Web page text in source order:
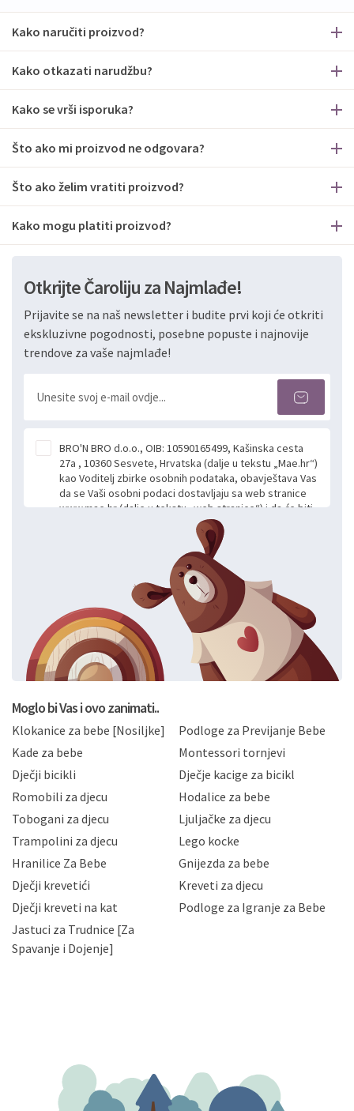
Kako naručiti proizvod?
Kako otkazati narudžbu?
Kako se vrši isporuka?
Što ako mi proizvod ne odgovara?
Što ako želim vratiti proizvod?
Kako mogu platiti proizvod?
Otkrijte Čaroliju za Najmlađe!
Prijavite se na naš newsletter i budite prvi koji će otkriti
ekskluzivne pogodnosti, posebne popuste i najnovije
trendove za vaše najmlađe!
BRO'N BRO d.o.o., OIB: 10590165499, Kašinska cesta
27a , 10360 Sesvete, Hrvatska (dalje u tekstu „Mae.hr“)
kao Voditelj zbirke osobnih podataka, obavještava Vas
da se Vaši osobni podaci dostavljaju sa web stranice
www.mae.hr (dalje u tekstu „web stranice“) i da će biti
obrađeni. Prihvaćanjem ove Izjave smatra se da
slobodno i izričito dajete privolu za prikupljanje i daljnju
obradu Vaših osobnih podataka koje ustupate Mae.hr
putem ovih web stranica u svrhu odgovora i daljnje
komunikacije na Vaš upit poslan kroz kontakt obrazac.
Radi se o dobrovoljnom davanju podataka te ovu
Izjavu niste dužni prihvatiti odnosno niste dužni unositi
svoje osobne podatke u jednu od prijavnih
formi/obrazaca dostupnih na ovim web stranicama.
BRO'N BRO d.o.o. će s Vašim osobnim podacima
postupati sukladno Općoj uredbi o zaštiti podataka
privatnosti i kolačića koju možete pročitati ovdje i
Hrvatske, a uvijek uz primjenu odgovarajućih tehničkih i
sigurnosnih mjera zaštite osobnih podataka od
neovlaštenog pristupa, zlouporabe, otkrivanja,
gubitka ili uništenja. Mae.hr štiti privatnost svojih
korisnika i posjetitelja web stranica, čuva povjerljivost
Vaših osobnih podataka te omogućava pristup i
priopćavanje osobnih podataka samo onim svojim
zaposlenicima kojima su isti potrebni radi provedbe
slučajevima koji su dozvoljeni zakonima. Napominjemo
da možete u svako doba, u potpunosti ili djelomice,
zatražiti prestanak aktivnosti obrade Vaših osobnih
podataka. Opoziv privole možete podnijeti poštom na
gore navedenu adresu ili e-mailom na adresu:
Moglo bi Vas i ovo zanimati..
Klokanice za bebe [Nosiljke]
Podloge za Previjanje Bebe
Kade za bebe
Montessori tornjevi
Dječji bicikli
Dječje kacige za bicikl
Romobili za djecu
Hodalice za bebe
Tobogani za djecu
Ljuljačke za djecu
Trampolini za djecu
Lego kocke
Hranilice Za Bebe
Gnijezda za bebe
Dječji krevetići
Kreveti za djecu
Dječji kreveti na kat
Podloge za Igranje za Bebe
Jastuci za Trudnice [Za
Spavanje i Dojenje]